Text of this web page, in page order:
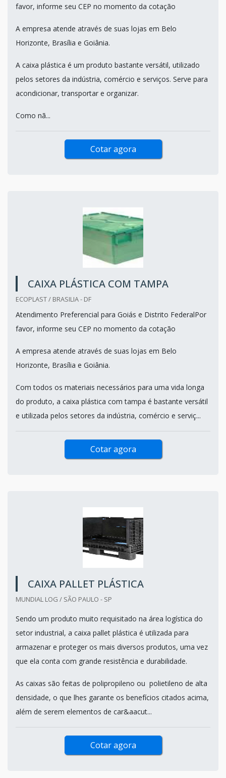
favor, informe seu CEP no momento da cotação
A empresa atende através de suas lojas em Belo
Horizonte, Brasília e Goiânia.
A caixa plástica é um produto bastante versátil, utilizado
pelos setores da indústria, comércio e serviços. Serve para
acondicionar, transportar e organizar.
Como nã...
Cotar agora
CAIXA PLÁSTICA COM TAMPA
ECOPLAST / BRASILIA - DF
Atendimento Preferencial para Goiás e Distrito FederalPor
favor, informe seu CEP no momento da cotação
A empresa atende através de suas lojas em Belo
Horizonte, Brasília e Goiânia.
Com todos os materiais necessários para uma vida longa
do produto, a caixa plástica com tampa é bastante versátil
e utilizada pelos setores da indústria, comércio e serviç...
Cotar agora
CAIXA PALLET PLÁSTICA
MUNDIAL LOG / SÃO PAULO - SP
Sendo um produto muito requisitado na área logística do
setor industrial, a caixa pallet plástica é utilizada para
armazenar e proteger os mais diversos produtos, uma vez
que ela conta com grande resistência e durabilidade.
As caixas são feitas de polipropileno ou polietileno de alta
densidade, o que lhes garante os benefícios citados acima,
além de serem elementos de car&aacut...
Cotar agora